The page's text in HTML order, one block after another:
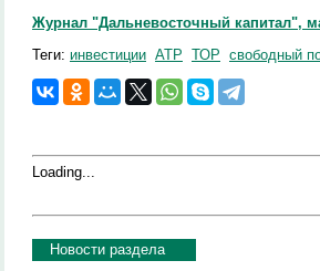
Журнал "Дальневосточный капитал",
Теги: инвестиции АТР ТОР свободный
Loading...
Новости раздела